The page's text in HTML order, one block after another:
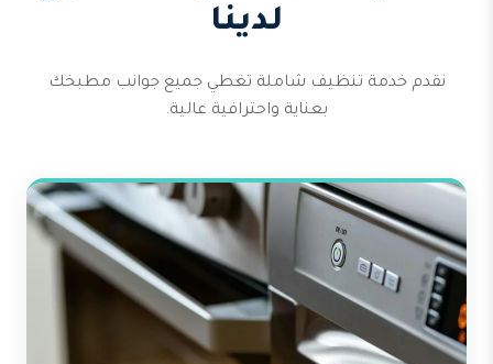
لدينا
نقدم خدمة تنظيف شاملة تغطي جميع جوانب مطبخك
بعناية واحترافية عالية.